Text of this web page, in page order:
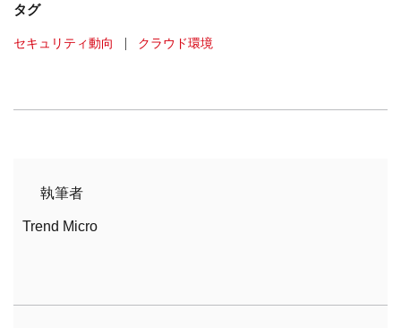
タグ
セキュリティ動向 | クラウド環境
執筆者
Trend Micro